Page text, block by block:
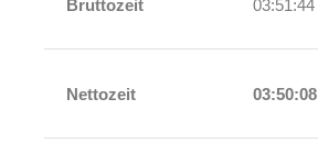
Bruttozeit 03:51:44
Nettozeit 03:50:08